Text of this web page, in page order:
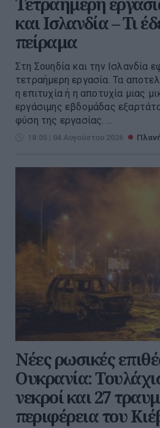
και Ισλανδία – Τι
πείραμα
Στη Σουηδία και την Ισλανδία
τετραήμερη εργασία. Τα
η επιτυχία ή η αποτυχία μιας
εργάσιμης εβδομάδας
φύση της εργασίας. ...
18:05 | 04 Αυγούστου 2026
Νέες ρωσικές
Ουκρανία:
νεκροί και 27
περιφέρεια του